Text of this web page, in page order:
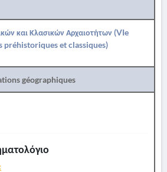
και Κλασικών Αρχαιοτήτων (VIe
préhistoriques et classiques)
géographiques